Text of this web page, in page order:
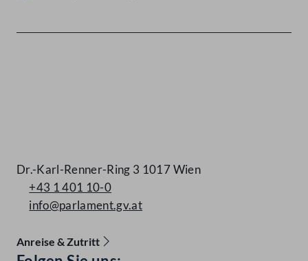
Dr.-Karl-Renner-Ring 3 1017 Wien
+43 1 401 10-0
info@parlament.gv.at
Anreise & Zutritt